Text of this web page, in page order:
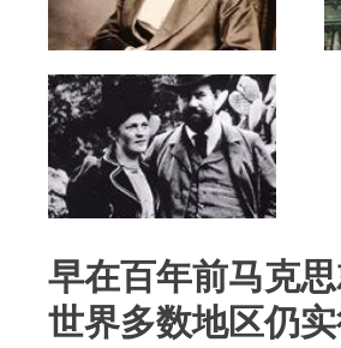
早在百年前马克
世界多数地区仍